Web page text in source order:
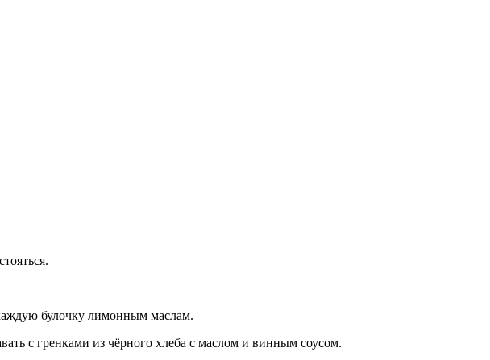
булочку лимонным маслам.
с гренками из чёрного хлеба с маслом и винным соусом.